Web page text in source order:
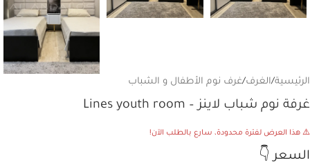
الرئيسية/الغرف/غرف نوم الأطفال و الشباب
غرفة نوم شباب لاينز – Lines youth room
⚠️ هذا العرض لفترة محدودة، سارع بالطلب الآن!
السعر 👇